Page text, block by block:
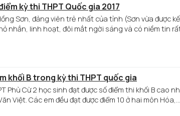
tình
biểu
anh
Nguyễn
kỳ thi THPT Quốc gia 2017
Sơn, đảng viên trẻ nhất của tỉnh (Sơn vừa được
nhắn, linh hoạt, đôi mắt ngời sáng và có niềm tin
khối B trong kỳ thi THPT quốc gia
Phù Cừ 2 học sinh đạt được số điểm thi khối B cao
Việt. Các em đều đạt được điểm 10 ở hai môn Hóa,